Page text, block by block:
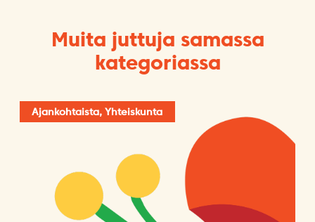
Muita juttuja samassa
kategoriassa
Ajankohtaista, Yhteiskunta